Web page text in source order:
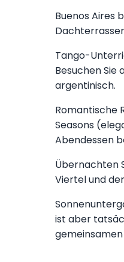
Buenos Aires
Tango-
Besuchen
argentinisch.
Romantische
Seasons
Abendessen
Übernachten
Viertel und
ist aber